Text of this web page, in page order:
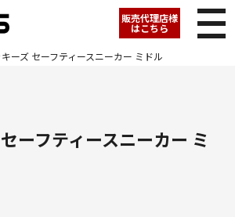
販売代理店様
はこちら
ーズ セーフティースニーカー ミドル
ーフティースニーカー ミ